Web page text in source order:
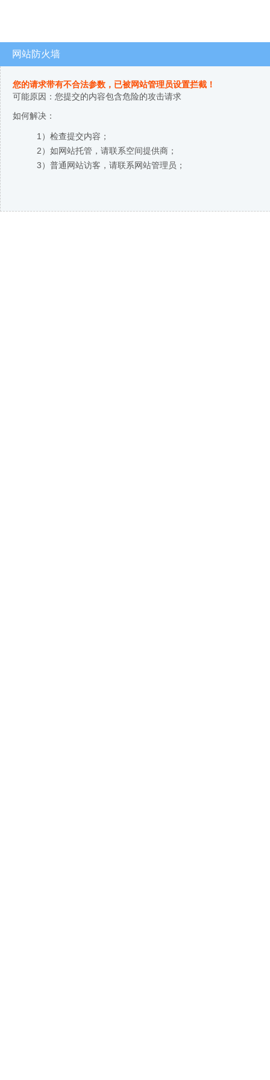
网站防火墙
您的请求带有不合法参数，已被网站管理员设置拦截！
可能原因：您提交的内容包含危险的攻击请求
如何解决：
1）检查提交内容；
2）如网站托管，请联系空间提供商；
3）普通网站访客，请联系网站管理员；